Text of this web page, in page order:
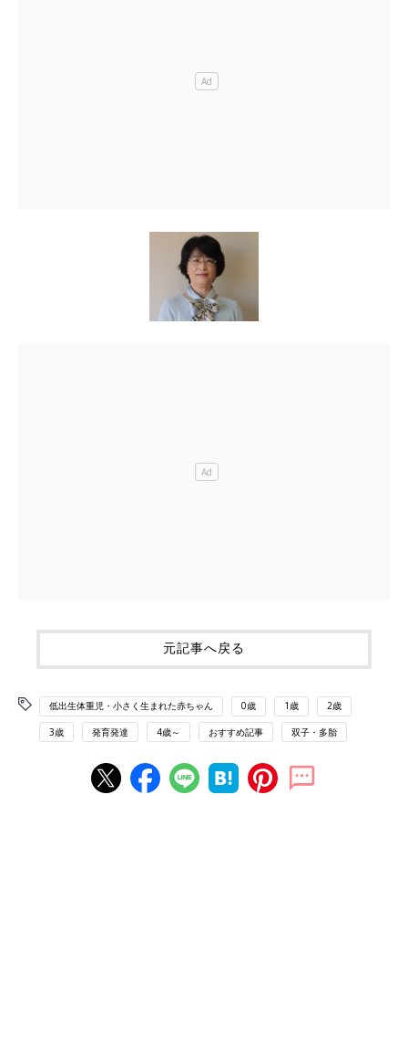
元記事へ戻る
低出生体重児・小さく生まれた赤ちゃん 0歳 1歳 2歳
3歳 発育発達 4歳～ おすすめ記事 双子・多胎